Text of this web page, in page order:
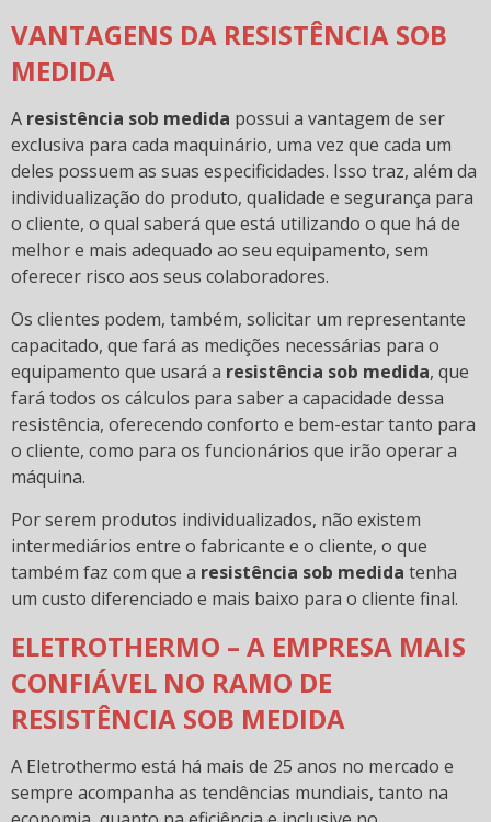
VANTAGENS DA RESISTÊNCIA SOB
MEDIDA
A resistência sob medida possui a vantagem de ser
exclusiva para cada maquinário, uma vez que cada um
deles possuem as suas especificidades. Isso traz, além da
individualização do produto, qualidade e segurança para
o cliente, o qual saberá que está utilizando o que há de
melhor e mais adequado ao seu equipamento, sem
oferecer risco aos seus colaboradores.
Os clientes podem, também, solicitar um representante
capacitado, que fará as medições necessárias para o
equipamento que usará a resistência sob medida, que
fará todos os cálculos para saber a capacidade dessa
resistência, oferecendo conforto e bem-estar tanto para
o cliente, como para os funcionários que irão operar a
máquina.
Por serem produtos individualizados, não existem
intermediários entre o fabricante e o cliente, o que
também faz com que a resistência sob medida tenha
um custo diferenciado e mais baixo para o cliente final.
ELETROTHERMO – A EMPRESA MAIS
CONFIÁVEL NO RAMO DE
RESISTÊNCIA SOB MEDIDA
A Eletrothermo está há mais de 25 anos no mercado e
sempre acompanha as tendências mundiais, tanto na